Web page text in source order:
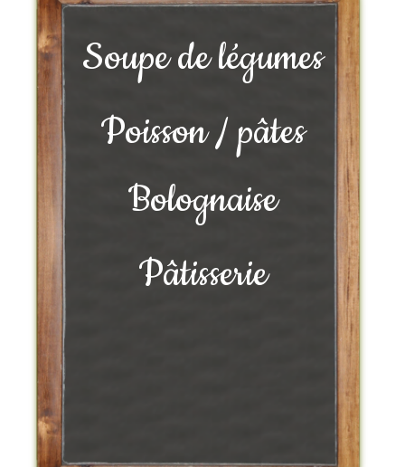
Soupe de légumes
Poisson / pâtes
Bolognaise
Pâtisserie